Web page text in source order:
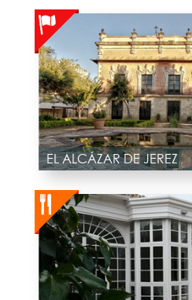
EL ALCÁZAR DE JEREZ